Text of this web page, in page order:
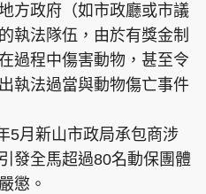
方政府（如市政廳或市議
執法隊伍，由於有獎金制
過程中傷害動物，甚至令
執法過當與動物傷亡事件
5月新山市政局承包商涉
發全馬超過80名動保團體
懲。